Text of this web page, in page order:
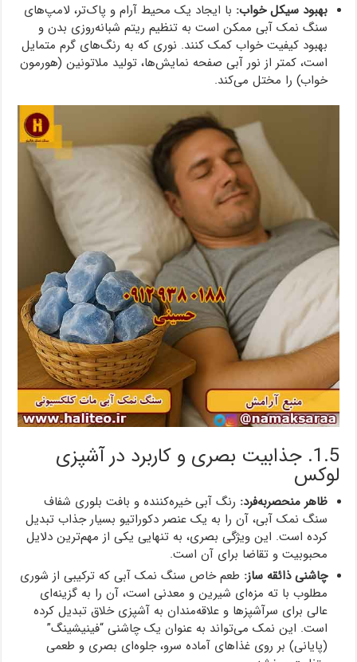
بهبود سیکل خواب: با ایجاد یک محیط آرام و پاک‌تر، لامپ‌های
سنگ نمک آبی ممکن است به تنظیم ریتم شبانه‌روزی بدن و
بهبود کیفیت خواب کمک کنند. نوری که به رنگ‌های گرم متمایل
است، کمتر از نور آبی صفحه نمایش‌ها، تولید ملاتونین (هورمون
خواب) را مختل می‌کند.
1.5. جذابیت بصری و کاربرد در آشپزی
لوکس
ظاهر منحصربه‌فرد: رنگ آبی خیره‌کننده و بافت بلوری شفاف
سنگ نمک آبی، آن را به یک عنصر دکوراتیو بسیار جذاب تبدیل
کرده است. این ویژگی بصری، به تنهایی یکی از مهم‌ترین دلایل
محبوبیت و تقاضا برای آن است.
چاشنی ذائقه ساز: طعم خاص سنگ نمک آبی که ترکیبی از شوری
مطلوب با ته مزه‌ای شیرین و معدنی است، آن را به گزینه‌ای
عالی برای سرآشپزها و علاقه‌مندان به آشپزی خلاق تبدیل کرده
است. این نمک می‌تواند به عنوان یک چاشنی “فینیشینگ”
(پایانی) بر روی غذاهای آماده سرو، جلوه‌ای بصری و طعمی